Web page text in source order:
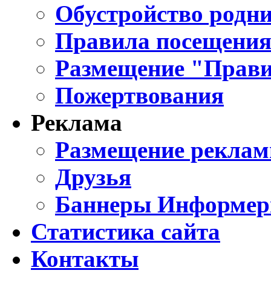
Обустройство
Правила
Размещение
Пожертвования
Реклама
Размещение
Друзья
Баннеры
Статистика сайта
Контакты